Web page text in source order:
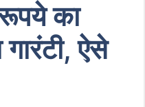
का
गारंटी, ऐसे